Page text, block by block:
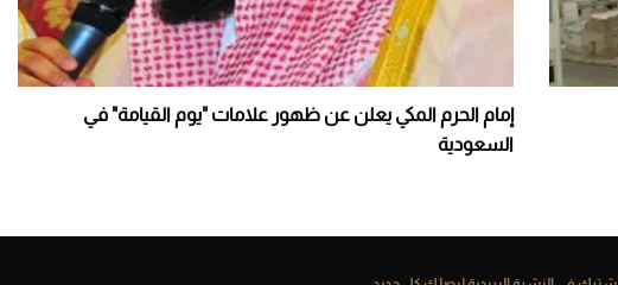
إمام الحرم المكي يعلن عن ظهور علامات "يوم القيامة" في
السعودية